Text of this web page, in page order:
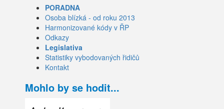
PORADNA
Osoba blízká - od roku 2013
Harmonizované kódy v ŘP
Odkazy
Legislativa
Statistiky vybodovaných řidičů
Kontakt
Mohlo by se hodit...